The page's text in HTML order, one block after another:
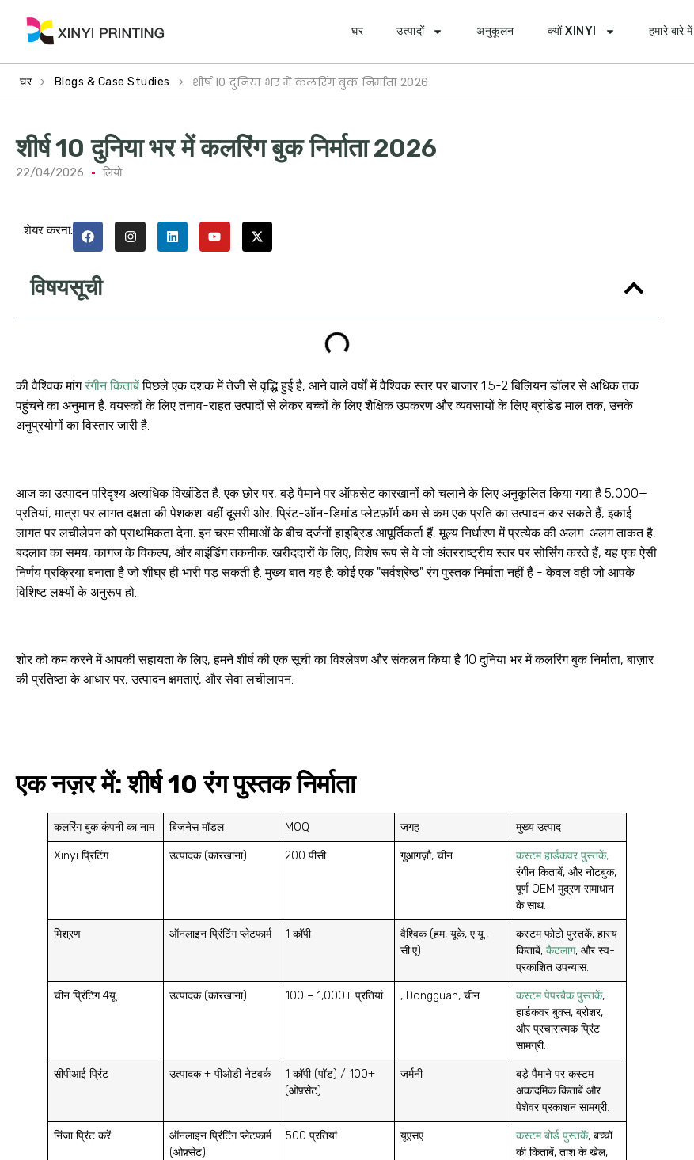
घर उत्पादों अनुकूलन क्यों XINYI हमारे बारे में
घर > Blogs & Case Studies > शीर्ष 10 दुनिया भर में कलरिंग बुक निर्माता 2026
शीर्ष 10 दुनिया भर में कलरिंग बुक निर्माता 2026
22/04/2026 लियो
शेयर करना:
विषयसूची
की वैश्विक मांगरंगीन किताबेंपिछले एक दशक में तेजी से वृद्धि हुई है, आने वाले वर्षों में वैश्विक स्तर पर बाजार 1.5-2 बिलियन डॉलर से अधिक तक
पहुंचने का अनुमान है. वयस्कों के लिए तनाव-राहत उत्पादों से लेकर बच्चों के लिए शैक्षिक उपकरण और व्यवसायों के लिए ब्रांडेड माल तक, उनके
अनुप्रयोगों का विस्तार जारी है.
आज का उत्पादन परिदृश्य अत्यधिक विखंडित है. एक छोर पर, बड़े पैमाने पर ऑफसेट कारखानों को चलाने के लिए अनुकूलित किया गया है 5,000+
प्रतियां, मात्रा पर लागत दक्षता की पेशकश. वहीं दूसरी ओर, प्रिंट-ऑन-डिमांड प्लेटफ़ॉर्म कम से कम एक प्रति का उत्पादन कर सकते हैं, इकाई
लागत पर लचीलेपन को प्राथमिकता देना. इन चरम सीमाओं के बीच दर्जनों हाइब्रिड आपूर्तिकर्ता हैं, मूल्य निर्धारण में प्रत्येक की अलग-अलग ताकत है,
बदलाव का समय, कागज के विकल्प, और बाइंडिंग तकनीक. खरीददारों के लिए, विशेष रूप से वे जो अंतरराष्ट्रीय स्तर पर सोर्सिंग करते हैं, यह एक ऐसी
निर्णय प्रक्रिया बनाता है जो शीघ्र ही भारी पड़ सकती है. मुख्य बात यह है: कोई एक "सर्वश्रेष्ठ" रंग पुस्तक निर्माता नहीं है - केवल वही जो आपके
विशिष्ट लक्ष्यों के अनुरूप हो.
शोर को कम करने में आपकी सहायता के लिए, हमने शीर्ष की एक सूची का विश्लेषण और संकलन किया है 10 दुनिया भर में कलरिंग बुक निर्माता, बाज़ार
की प्रतिष्ठा के आधार पर, उत्पादन क्षमताएं, और सेवा लचीलापन.
एक नज़र में: शीर्ष 10 रंग पुस्तक निर्माता
कलरिंग बुक कंपनी का नाम बिजनेस मॉडल MOQ जगह मुख्य उत्पाद
Xinyi प्रिंटिंग उत्पादक (कारखाना) 200 पीसी गुआंगज़ौ, चीन
कस्टम हार्डकवर पुस्तकें,
रंगीन किताबें, और नोटबुक,
पूर्ण OEM मुद्रण समाधान
के साथ.
मिश्रण ऑनलाइन प्रिंटिंग प्लेटफार्म 1 कॉपी
वैश्विक (हम, यूके, ए.यू.,
सी.ए)
कस्टम फोटो पुस्तकें, हास्य
किताबें,कैटलाग, और स्व-
प्रकाशित उपन्यास.
चीन प्रिंटिंग 4यू उत्पादक (कारखाना) 100 – 1,000+ प्रतियां , Dongguan, चीन कस्टम पेपरबैक पुस्तकें,
हार्डकवर बुक्स, ब्रोशर,
और प्रचारात्मक प्रिंट
सामग्री.
सीपीआई प्रिंट उत्पादक + पीओडी नेटवर्क
1 कॉपी (पॉड) / 100+
(ओफ़्सेट)
जर्मनी
बड़े पैमाने पर कस्टम
अकादमिक किताबें और
पेशेवर प्रकाशन सामग्री.
निंजा प्रिंट करें
ऑनलाइन प्रिंटिंग प्लेटफार्म
(ओफ़्सेट)
500 प्रतियां यूएसए कस्टम बोर्ड पुस्तकें, बच्चों
की किताबें, ताश के खेल,